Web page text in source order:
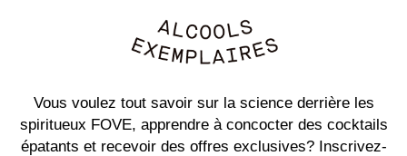
Vous voulez tout savoir sur la science derrière les
spiritueux FOVE, apprendre à concocter des cocktails
épatants et recevoir des offres exclusives? Inscrivez-